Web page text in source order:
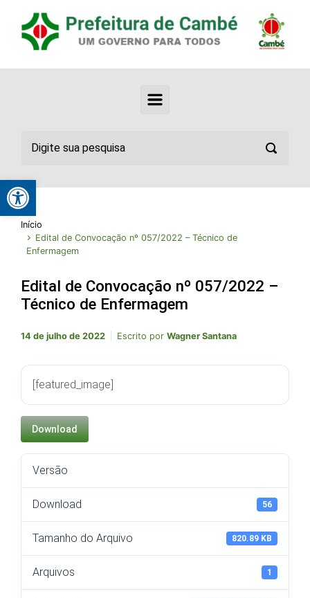
Início
Edital de Convocação nº 057/2022 – Técnico de
Enfermagem
Edital de Convocação nº 057/2022 –
Técnico de Enfermagem
14 de julho de 2022 Escrito por Wagner Santana
[featured_image]
Download
Versão
Download 56
Tamanho do Arquivo 820.89 KB
Arquivos 1
Abrir a barra de ferramentas